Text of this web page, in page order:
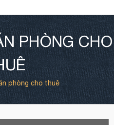
PHÒNG CHO
phòng cho thuê